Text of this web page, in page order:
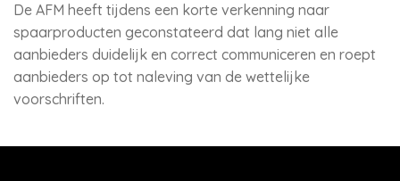
De AFM heeft tijdens een korte verkenning naar
spaarproducten geconstateerd dat lang niet alle
aanbieders duidelijk en correct communiceren en roept
aanbieders op tot naleving van de wettelijke
voorschriften.